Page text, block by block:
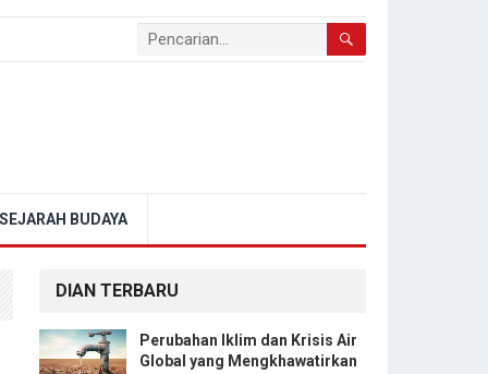
SEJARAH BUDAYA
DIAN TERBARU
Perubahan Iklim dan Krisis Air
Global yang Mengkhawatirkan